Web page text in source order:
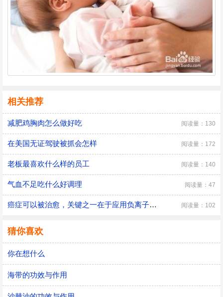
相关推荐
减肥鸡胸肉怎么做好吃 阅读量：130
在美国无证驾驶被抓会怎样 阅读量：172
老板最喜欢什么样的员工 阅读量：140
气血不足吃什么好调理 阅读量：47
癌症可以被治愈，关键之一在于应用负离子的作用 阅读量：102
猜你喜欢
你在想什么
海带的功效与作用